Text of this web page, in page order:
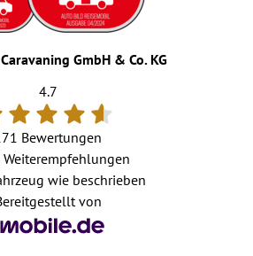
GmbH & Co. KG
4.7
Bewertungen
Weiterempfehlungen
wie beschrieben
von